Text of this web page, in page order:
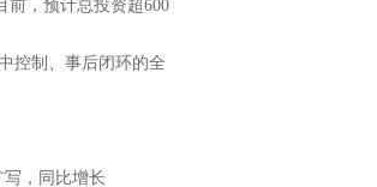
前，预计总投资超600
控制、事后闭环的全
，同比增长